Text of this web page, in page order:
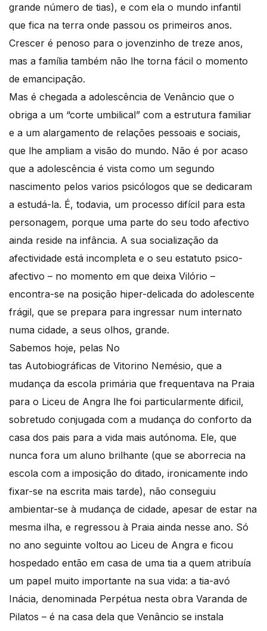
grande número de tias), e com ela o mundo infantil
que fica na terra onde passou os primeiros anos.
Crescer é penoso para o jovenzinho de treze anos,
mas a família também não lhe torna fácil o momento
de emancipação.
Mas é chegada a adolescência de Venâncio que o
obriga a um “corte umbilical” com a estrutura familiar
e a um alargamento de relações pessoais e sociais,
que lhe ampliam a visão do mundo. Não é por acaso
que a adolescência é vista como um segundo
nascimento pelos varios psicólogos que se dedicaram
a estudá-la. É, todavia, um processo difícil para esta
personagem, porque uma parte do seu todo afectivo
ainda reside na infância. A sua socialização da
afectividade está incompleta e o seu estatuto psico-
afectivo – no momento em que deixa Vilório –
encontra-se na posição hiper-delicada do adolescente
frágil, que se prepara para ingressar num internato
numa cidade, a seus olhos, grande.
Sabemos hoje, pelas No
tas Autobiográficas de Vitorino Nemésio, que a
mudança da escola primária que frequentava na Praia
para o Liceu de Angra lhe foi particularmente dificil,
sobretudo conjugada com a mudança do conforto da
casa dos pais para a vida mais autónoma. Ele, que
nunca fora um aluno brilhante (que se aborrecia na
escola com a imposição do ditado, ironicamente indo
fixar-se na escrita mais tarde), não conseguiu
ambientar-se à mudança de cidade, apesar de estar na
mesma ilha, e regressou à Praia ainda nesse ano. Só
no ano seguinte voltou ao Liceu de Angra e ficou
hospedado então em casa de uma tia a quem atribuía
um papel muito importante na sua vida: a tia-avó
Inácia, denominada Perpétua nesta obra Varanda de
Pilatos – é na casa dela que Venâncio se instala